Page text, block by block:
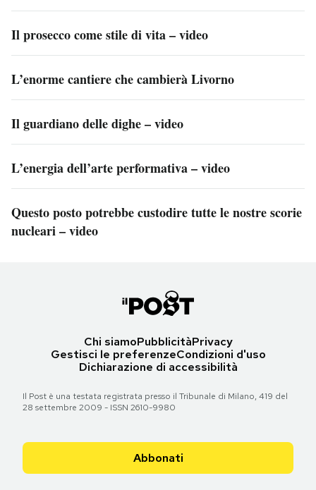
Il prosecco come stile di vita – video
L’enorme cantiere che cambierà Livorno
Il guardiano delle dighe – video
L’energia dell’arte performativa – video
Questo posto potrebbe custodire tutte le nostre scorie
nucleari – video
Chi siamoPubblicitàPrivacy
Gestisci le preferenzeCondizioni d'uso
Dichiarazione di accessibilità
Il Post è una testata registrata presso il Tribunale di Milano, 419 del
28 settembre 2009 - ISSN 2610-9980
Abbonati